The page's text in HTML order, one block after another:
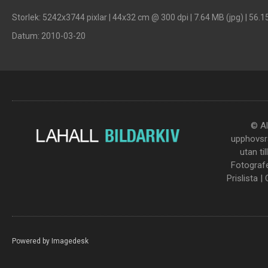
Storlek: 5242x3744 pixlar | 44x32 cm @ 300 dpi | 7.64 MB (jpg) |
Datum: 2010-03-20
©
utan
Prislista|
Powered by Imagedesk